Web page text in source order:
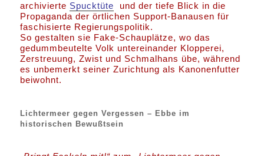
archivierte Spucktüte und der tiefe Blick in die
Propaganda der örtlichen Support-Banausen für
faschisierte Regierungspolitik.
So gestalten sie Fake-Schauplätze, wo das
gedummbeutelte Volk untereinander Klopperei,
Zerstreuung, Zwist und Schmalhans übe, während
es unbemerkt seiner Zurichtung als Kanonenfutter
beiwohnt.
Lichtermeer gegen Vergessen – Ebbe im
historischen Bewußtsein